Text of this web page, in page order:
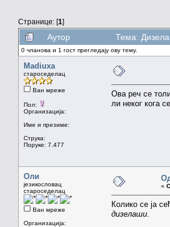
Странице: [1]
Аутор Тема:
0 чланова и 1 гост прегледају ову тему.
Madiuxa
староседелац
Ван мреже
Пол:
Организација:
Име и презиме:
Струка:
Поруке: 7.477
Ова реч се
ли неког кога
Оли
језикословац
староседелац
Ван мреже
Организација:
«
Колико се ја
дизелаши